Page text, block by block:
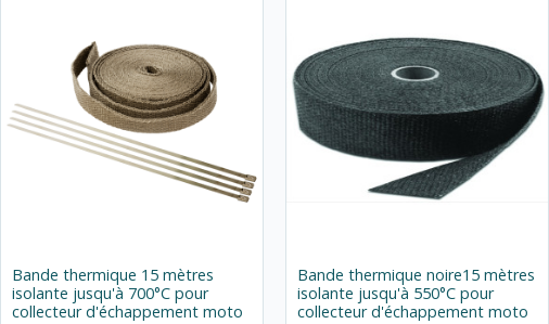
Bande thermique 15 mètres
isolante jusqu'à 700°C pour
collecteur d'échappement moto
Bande thermique noire15 mètres
isolante jusqu'à 550°C pour
collecteur d'échappement moto